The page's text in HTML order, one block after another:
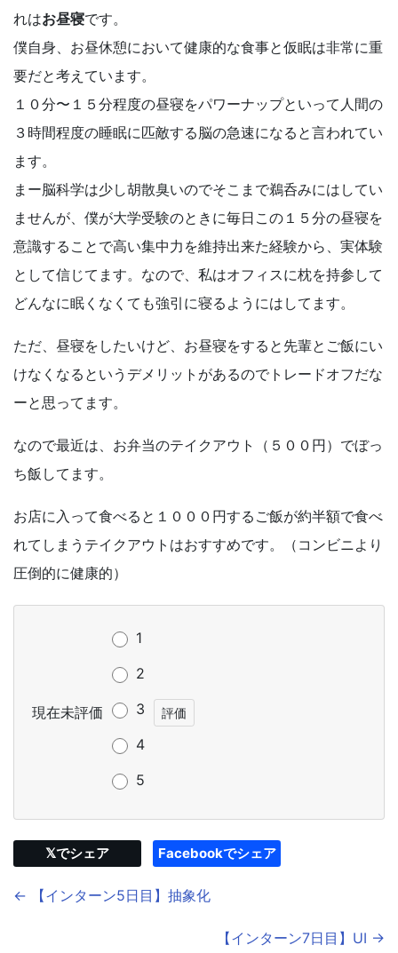
れはお昼寝です。
僕自身、お昼休憩において健康的な食事と仮眠は非常に重
要だと考えています。
１０分〜１５分程度の昼寝をパワーナップといって人間の
３時間程度の睡眠に匹敵する脳の急速になると言われてい
ます。
まー脳科学は少し胡散臭いのでそこまで鵜呑みにはしてい
ませんが、僕が大学受験のときに毎日この１５分の昼寝を
意識することで高い集中力を維持出来た経験から、実体験
として信じてます。なので、私はオフィスに枕を持参して
どんなに眠くなくても強引に寝るようにはしてます。
ただ、昼寝をしたいけど、お昼寝をすると先輩とご飯にい
けなくなるというデメリットがあるのでトレードオフだな
ーと思ってます。
なので最近は、お弁当のテイクアウト（５００円）でぼっ
ち飯してます。
お店に入って食べると１０００円するご飯が約半額で食べ
れてしまうテイクアウトはおすすめです。（コンビニより
圧倒的に健康的）
現在未評価
1
2
3
4
5
𝕏でシェア Facebookでシェア
← 【インターン5日目】抽象化
【インターン7日目】UI →